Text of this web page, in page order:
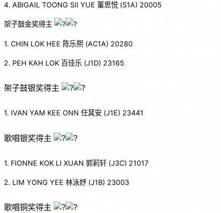
4. ABIGAIL TOONG SII YUE 董思悦 (S1A) 20005
架子鼓金奖得主
1. CHIN LOK HEE 陈乐熙 (AC1A) 20280
2. PEH KAH LOK 百佳乐 (J1D) 23165
架子鼓银奖得主
1. IVAN YAM KEE ONN 任萁安 (J1E) 23441
歌唱银奖得主
1. FIONNE KOK LI XUAN 郭莉轩 (J3C) 21017
2. LIM YONG YEE 林泳妤 (J1B) 23003
歌唱铜奖得主